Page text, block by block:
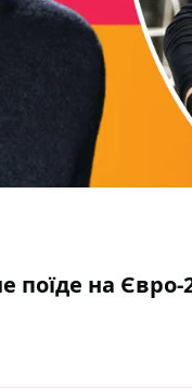
поїде на Євро-